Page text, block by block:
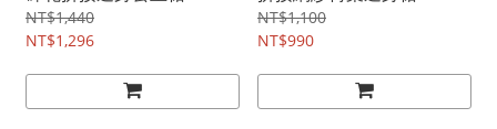
NT$1,440
NT$1,296
NT$1,100
NT$990